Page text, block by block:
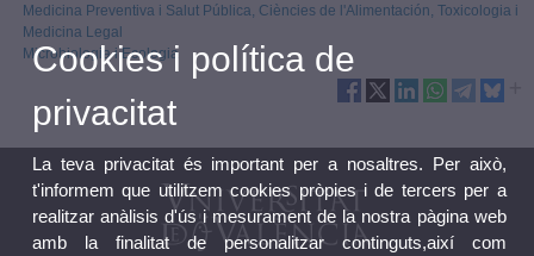
Medicina Preventiva i Salut Pública, Ciències de l'Alimentación, Toxicologia i
Medicina Legal
Microbiologia i Ecologia
Cookies i política de
privacitat
La teva privacitat és important per a nosaltres. Per això,
t'informem que utilitzem cookies pròpies i de tercers per a
realitzar anàlisis d'ús i mesurament de la nostra pàgina web
amb la finalitat de personalitzar continguts,així com